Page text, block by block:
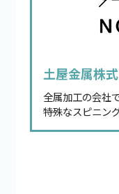
土屋金属株
全属加工の会社で
特殊なスピニン